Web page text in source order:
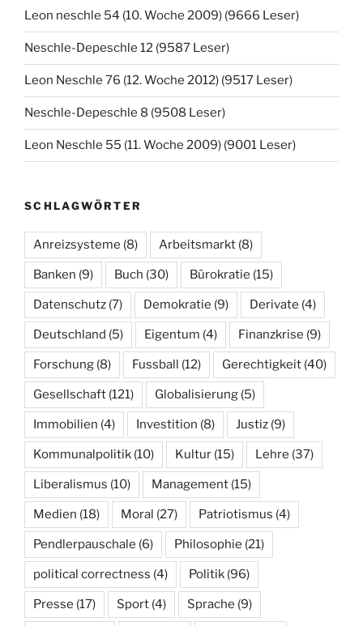
Leon neschle 54 (10. Woche 2009) (9666 Leser)
Neschle-Depeschle 12 (9587 Leser)
Leon Neschle 76 (12. Woche 2012) (9517 Leser)
Neschle-Depeschle 8 (9508 Leser)
Leon Neschle 55 (11. Woche 2009) (9001 Leser)
SCHLAGWÖRTER
Anreizsysteme (8) Arbeitsmarkt (8)
Banken (9) Buch (30) Bürokratie (15)
Datenschutz (7) Demokratie (9) Derivate (4)
Deutschland (5) Eigentum (4) Finanzkrise (9)
Forschung (8) Fussball (12) Gerechtigkeit (40)
Gesellschaft (121) Globalisierung (5)
Immobilien (4) Investition (8) Justiz (9)
Kommunalpolitik (10) Kultur (15) Lehre (37)
Liberalismus (10) Management (15)
Medien (18) Moral (27) Patriotismus (4)
Pendlerpauschale (6) Philosophie (21)
political correctness (4) Politik (96)
Presse (17) Sport (4) Sprache (9)